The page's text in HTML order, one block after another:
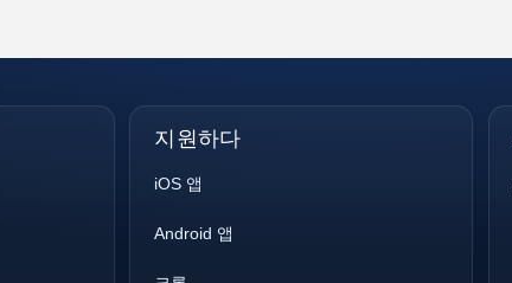
지원하다
iOS 앱
Android 앱